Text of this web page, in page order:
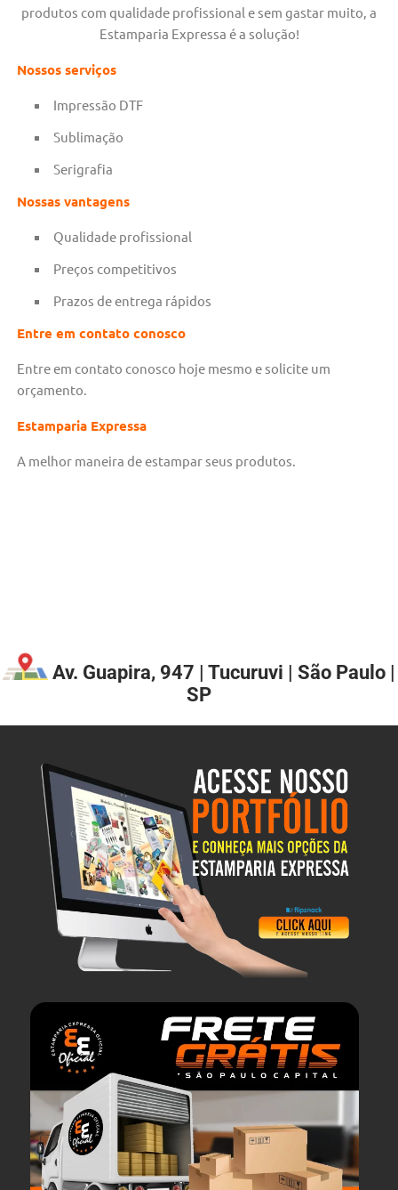
produtos com qualidade profissional e sem gastar muito, a
Estamparia Expressa é a solução!
Nossos serviços
Impressão DTF
Sublimação
Serigrafia
Nossas vantagens
Qualidade profissional
Preços competitivos
Prazos de entrega rápidos
Entre em contato conosco
Entre em contato conosco hoje mesmo e solicite um
orçamento.
Estamparia Expressa
A melhor maneira de estampar seus produtos.
Av. Guapira, 947 | Tucuruvi | São Paulo |
SP